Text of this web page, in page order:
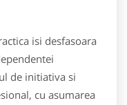
isi desfasoara
de initiativa si
cu asumarea